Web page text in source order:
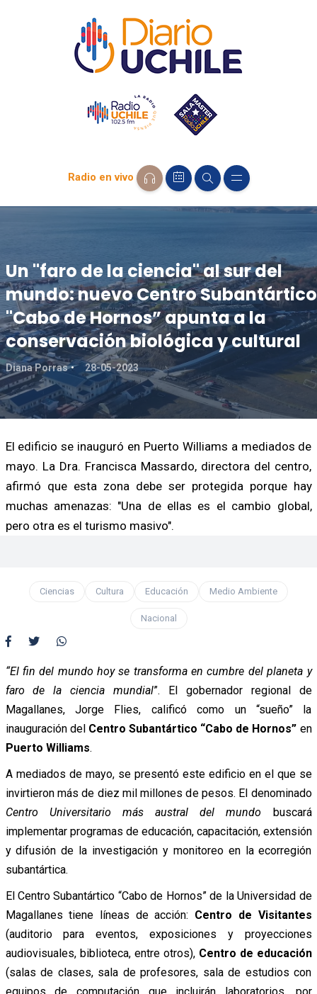
Radio en vivo
Un "faro de la ciencia" al sur del
mundo: nuevo Centro Subantártico
"Cabo de Hornos” apunta a la
conservación biológica y cultural
Diana Porras 28-05-2023
El edificio se inauguró en Puerto Williams a mediados de
mayo. La Dra. Francisca Massardo, directora del centro,
afirmó que esta zona debe ser protegida porque hay
muchas amenazas: "Una de ellas es el cambio global,
pero otra es el turismo masivo".
Ciencias Cultura Educación Medio Ambiente
Nacional
“El fin del mundo hoy se transforma en cumbre del planeta y
faro de la ciencia mundial”. El gobernador regional de
Magallanes, Jorge Flies, calificó como un “sueño” la
inauguración delCentro Subantártico “Cabo de Hornos” en
Puerto Williams.
A mediados de mayo, se presentó este edificio en el que se
invirtieron más de diez mil millones de pesos. El denominado
Centro Universitario más austral del mundo buscará
implementar programas de educación, capacitación, extensión
y difusión de la investigación y monitoreo en la ecorregión
subantártica.
El Centro Subantártico “Cabo de Hornos” de la Universidad de
Magallanes tiene líneas de acción: Centro de Visitantes
(auditorio para eventos, exposiciones y proyecciones
audiovisuales, biblioteca, entre otros), Centro de educación
(salas de clases, sala de profesores, sala de estudios con
equipos de computación que incluirán laboratorios, por